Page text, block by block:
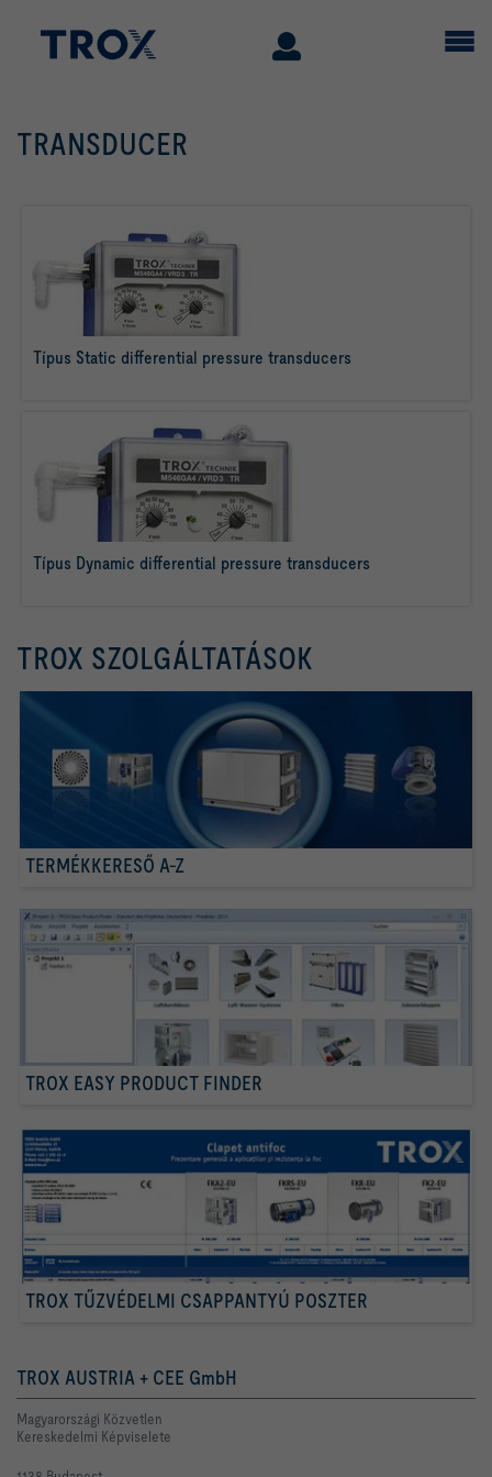
TRANSDUCER
Típus Static differential pressure transducers
Típus Dynamic differential pressure transducers
TROX SZOLGÁLTATÁSOK
TERMÉKKERESŐ A-Z
TROX EASY PRODUCT FINDER
TROX TŰZVÉDELMI CSAPPANTYÚ POSZTER
TROX AUSTRIA + CEE GmbH
Magyarországi Közvetlen
Kereskedelmi Képviselete